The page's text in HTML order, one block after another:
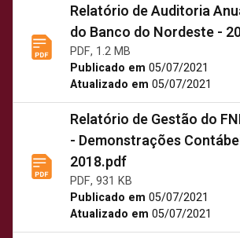
Relatório de Auditoria
do Banco do Nordeste -
PDF, 1.2 MB
Publicado em 05/07/2021
Atualizado em 05/07/2021
Relatório de Gestão do
- Demonstrações
2018.pdf
PDF, 931 KB
Publicado em 05/07/2021
Atualizado em 05/07/2021